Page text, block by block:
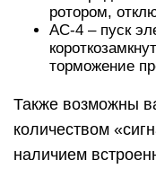
ротором,
АС-4 – пуск
торможение
Также возможны
количеством
наличием